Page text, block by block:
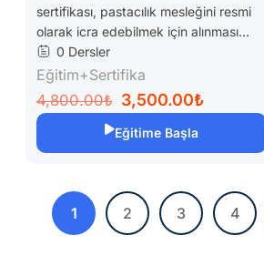
sertifikası, pastacılık mesleğini resmi
olarak icra edebilmek için alınması...
0 Dersler
Eğitim+Sertifika
4,800.00₺ 3,500.00₺
Eğitime Başla
1 2 3 4